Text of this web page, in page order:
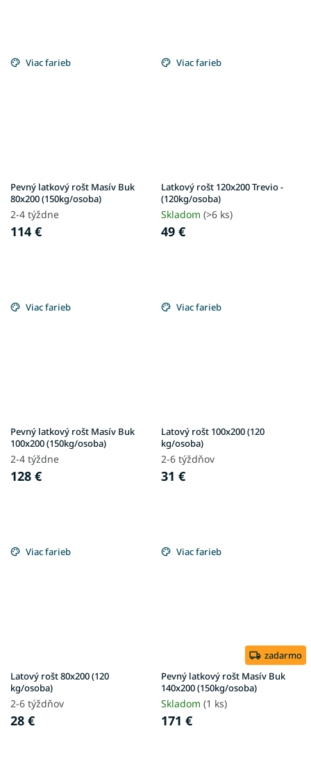
Viac farieb
Pevný latkový rošt Masív Buk
80x200 (150kg/osoba)
2-4 týždne
114 €
Viac farieb
Latkový rošt 120x200 Trevio -
(120kg/osoba)
Skladom (>6 ks)
49 €
Viac farieb
Pevný latkový rošt Masív Buk
100x200 (150kg/osoba)
2-4 týždne
128 €
Viac farieb
Latový rošt 100x200 (120
kg/osoba)
2-6 týždňov
31 €
Viac farieb
Latový rošt 80x200 (120
kg/osoba)
2-6 týždňov
28 €
Viac farieb
zadarmo
Pevný latkový rošt Masív Buk
140x200 (150kg/osoba)
Skladom (1 ks)
171 €